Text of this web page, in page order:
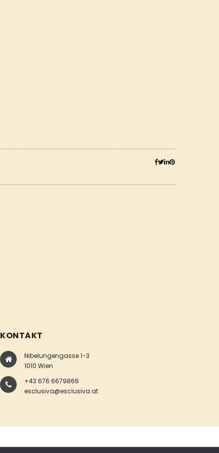
KONTAKT
Nibelungengasse 1-3
1010 Wien
+43 676 6679866
esclusiva@esclusiva.at